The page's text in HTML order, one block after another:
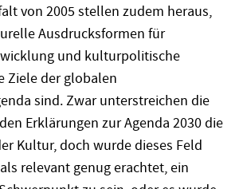
von 2005 stellen zudem heraus,
Ausdrucksformen für
und kulturpolitische
Ziele der globalen
sind. Zwar unterstreichen die
Erklärungen zur Agenda 2030 die
Kultur, doch wurde dieses Feld
relevant genug erachtet, ein